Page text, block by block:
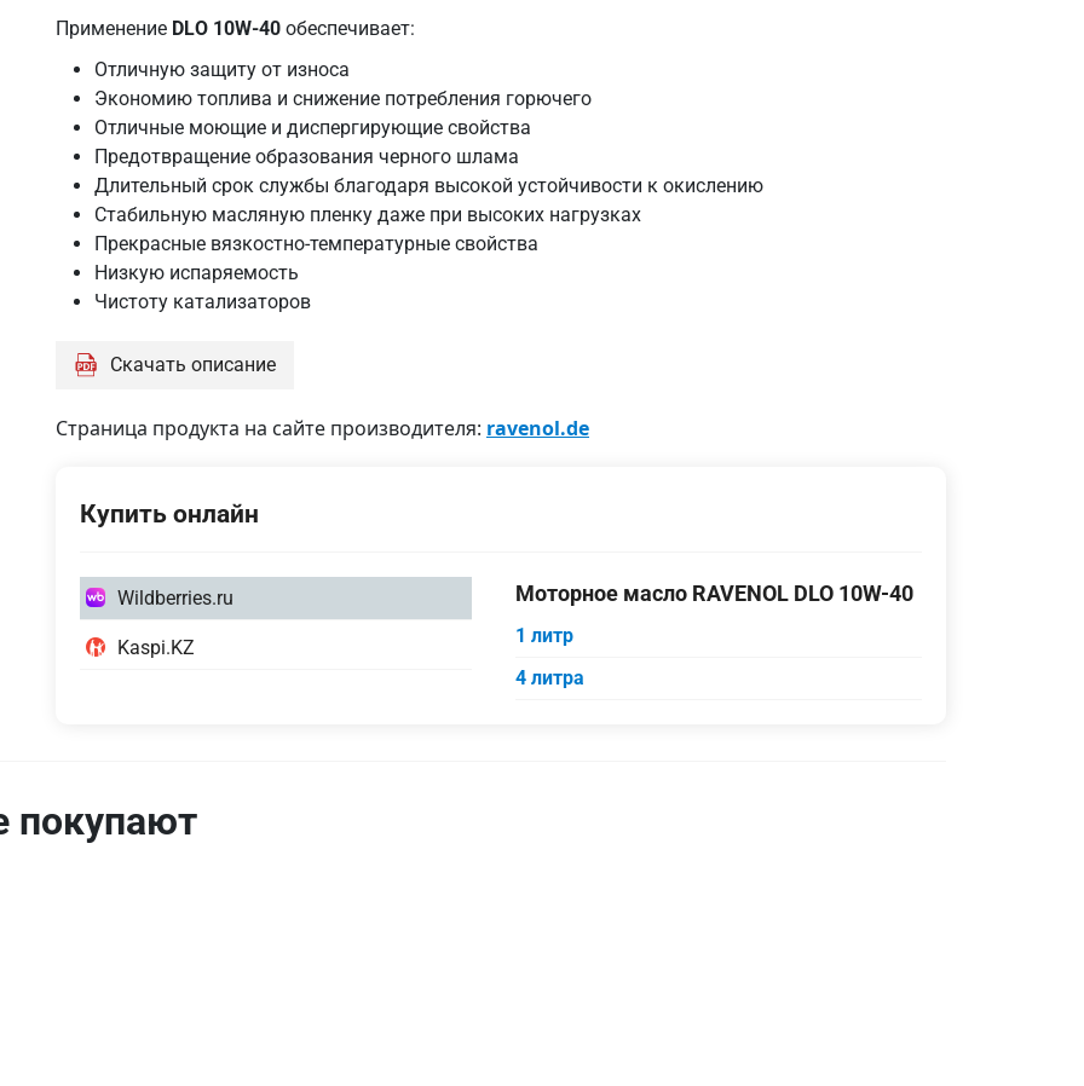
Применение DLO 10W-40 обеспечивает:
Отличную защиту от износа
Экономию топлива и снижение потребления горючего
Отличные моющие и диспергирующие свойства
Предотвращение образования черного шлама
Длительный срок службы благодаря высокой устойчивости к окислению
Стабильную масляную пленку даже при высоких нагрузках
Прекрасные вязкостно-температурные свойства
Низкую испаряемость
Чистоту катализаторов
Скачать описание
Страница продукта на сайте производителя: ravenol.de
Купить онлайн
1
литр
4
Wildberries.ru
1
литров
Kaspi.KZ
Моторное масло RAVENOL DLO 10W-40
1 литр
4 литра
покупают